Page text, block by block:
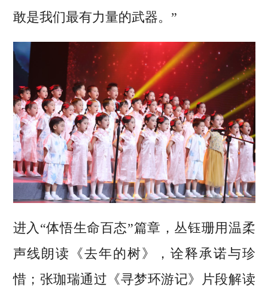
敢是我们最有力量的武器。”
进入“体悟生命百态”篇章，丛钰珊用温柔
声线朗读《去年的树》，诠释承诺与珍
惜；张珈瑞通过《寻梦环游记》片段解读